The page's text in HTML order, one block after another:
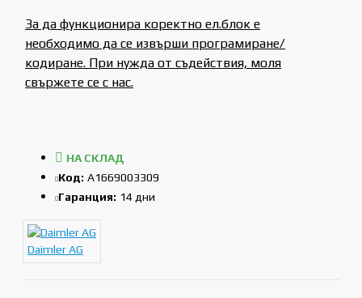
За да функционира коректно ел.блок е
необходимо да се извърши програмиране/
кодиране. При нужда от съдействия, моля
свържете се с нас.
НА СКЛАД
Код: A1669003309
Гаранция: 14 дни
Daimler AG